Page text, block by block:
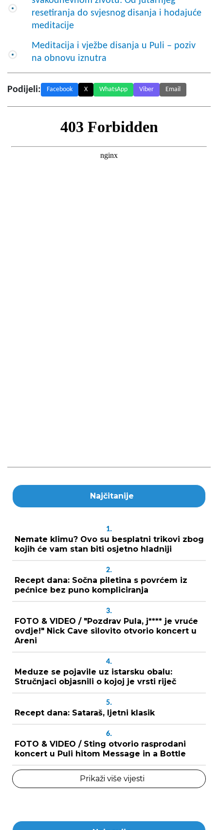
resetiranja do svjesnog disanja i hodajuće
meditacije
Meditacija i vježbe disanja u Puli – poziv
na obnovu iznutra
Podijeli: Facebook X WhatsApp Viber Email
Najčitanije
1.
Nemate klimu? Ovo su besplatni trikovi zbog
kojih će vam stan biti osjetno hladniji
2.
Recept dana: Sočna piletina s povrćem iz
pećnice bez puno kompliciranja
3.
FOTO & VIDEO / "Pozdrav Pula, j**** je vruće
ovdje!" Nick Cave silovito otvorio koncert u
Areni
4.
Meduze se pojavile uz istarsku obalu:
Stručnjaci objasnili o kojoj je vrsti riječ
5.
Recept dana: Sataraš, ljetni klasik
6.
FOTO & VIDEO / Sting otvorio rasprodani
koncert u Puli hitom Message in a Bottle
Prikaži više vijesti